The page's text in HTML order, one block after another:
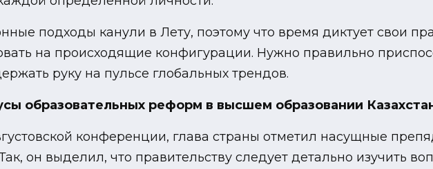
подходы канули в Лету, поэтому что время диктует свои
на происходящие конфигурации. Нужно правильно
руку на пульсе глобальных трендов.
образовательных реформ в высшем образовании
конференции, глава страны отметил насущные
он выделил, что правительству следует детально изучить